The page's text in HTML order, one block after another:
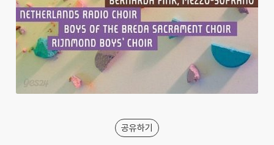
공유하기